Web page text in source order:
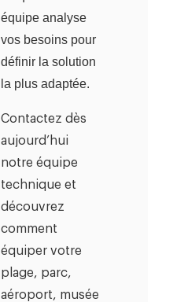
équipe analyse
vos besoins pour
définir la solution
la plus adaptée.
Contactez dès
aujourd’hui
notre équipe
technique et
découvrez
comment
équiper votre
plage, parc,
aéroport, musée